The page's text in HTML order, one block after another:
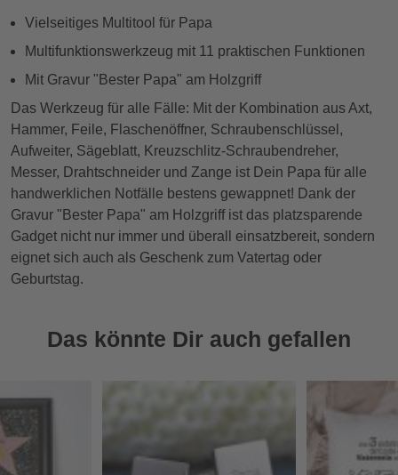
Vielseitiges Multitool für Papa
Multifunktionswerkzeug mit 11 praktischen Funktionen
Mit Gravur "Bester Papa" am Holzgriff
Das Werkzeug für alle Fälle: Mit der Kombination aus Axt,
Hammer, Feile, Flaschenöffner, Schraubenschlüssel,
Aufweiter, Sägeblatt, Kreuzschlitz-Schraubendreher,
Messer, Drahtschneider und Zange ist Dein Papa für alle
handwerklichen Notfälle bestens gewappnet! Dank der
Gravur "Bester Papa" am Holzgriff ist das platzsparende
Gadget nicht nur immer und überall einsatzbereit, sondern
eignet sich auch als Geschenk zum Vatertag oder
Geburtstag.
Das könnte Dir auch gefallen